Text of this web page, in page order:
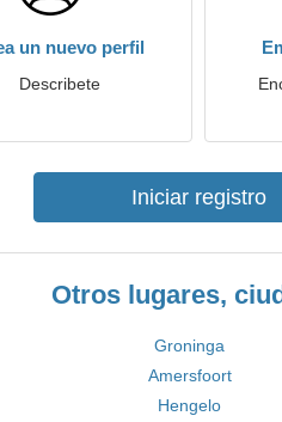
un nuevo perfil
Describete
Iniciar registro
Otros lugares,
Groninga
Amersfoort
Hengelo